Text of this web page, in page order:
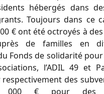
hébergés dans
Toujours dans ce
€ ont été octroyés à
de familles en
Fonds de solidarité
l’ADIL 49 et
des
€ pour des